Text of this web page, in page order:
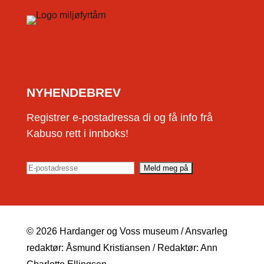
NYHENDEBREV
Registrer e-postadressa di og få info frå
Kabuso rett i innboks!
© 2026 Hardanger og Voss museum / Ansvarleg
redaktør: Åsmund Kristiansen / Redaktør: Ann